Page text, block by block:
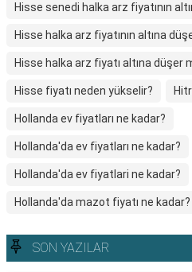
Hisse senedi halka arz fiyatının
Hisse halka arz fiyatının altına
Hisse halka arz fiyatı altına düşer
Hisse fiyatı neden yükselir?
Hollanda ev fiyatları ne kadar?
Hollanda'da ev fiyatları ne kadar?
Hollanda'da ev fiyatlari ne kadar?
Hollanda'da mazot fiyatı ne kadar?
SON YAZILAR